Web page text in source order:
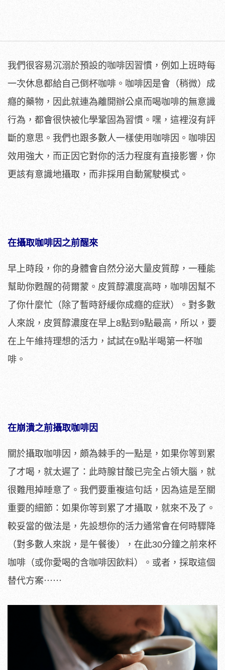
我們很容易沉溺於預設的咖啡因習慣，例如上班時每
一次休息都給自己倒杯咖啡。咖啡因是會（稍微）成
癮的藥物，因此就連為離開辦公桌而喝咖啡的無意識
行為，都會很快被化學鞏固為習慣。嘿，這裡沒有評
斷的意思。我們也跟多數人一樣使用咖啡因。咖啡因
效用強大，而正因它對你的活力程度有直接影響，你
更該有意識地攝取，而非採用自動駕駛模式。
在攝取咖啡因之前醒來
早上時段，你的身體會自然分泌大量皮質醇，一種能
幫助你甦醒的荷爾蒙。皮質醇濃度高時，咖啡因幫不
了你什麼忙（除了暫時舒緩你成癮的症狀）。對多數
人來說，皮質醇濃度在早上8點到9點最高，所以，要
在上午維持理想的活力，試試在9點半喝第一杯咖
啡。
在崩潰之前攝取咖啡因
關於攝取咖啡因，頗為棘手的一點是，如果你等到累
了才喝，就太遲了：此時腺甘酸已完全占領大腦，就
很難甩掉睡意了。我們要重複這句話，因為這是至關
重要的細節：如果你等到累了才攝取，就來不及了。
較妥當的做法是，先設想你的活力通常會在何時驟降
（對多數人來說，是午餐後），在此30分鐘之前來杯
咖啡（或你愛喝的含咖啡因飲料）。或者，採取這個
替代方案⋯⋯